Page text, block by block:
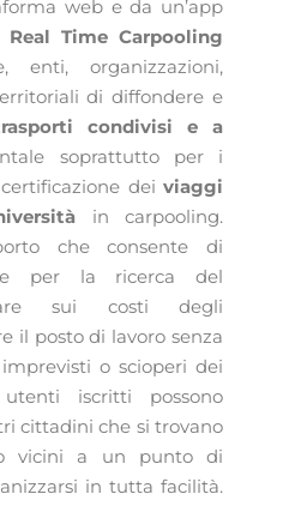
web e da un’app
Real Time Carpooling
enti, organizzazioni,
di diffondere e
condivisi e a
soprattutto per i
dei viaggi
in carpooling.
che consente di
per la ricerca del
sui costi degli
il posto di lavoro senza
imprevisti o scioperi dei
iscritti possono
cittadini che si trovano
vicini a un punto di
in tutta facilità.